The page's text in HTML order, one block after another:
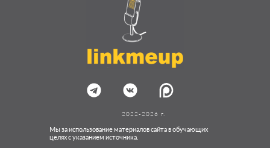
2022-2026 г.
Мы за использование материалов сайта в обучающих
целях с указанием источника.